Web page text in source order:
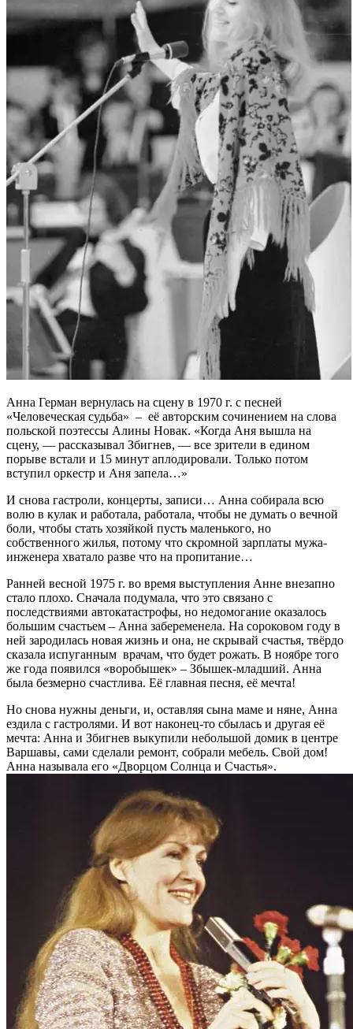
Анна Герман вернулась на сцену в 1970 г. с песней
«Человеческая судьба» – её авторским сочинением на слова
польской поэтессы Алины Новак. «Когда Аня вышла на
сцену, — рассказывал Збигнев, — все зрители в едином
порыве встали и 15 минут аплодировали. Только потом
вступил оркестр и Аня запела…»
И снова гастроли, концерты, записи… Анна собирала всю
волю в кулак и работала, работала, чтобы не думать о вечной
боли, чтобы стать хозяйкой пусть маленького, но
собственного жилья, потому что скромной зарплаты мужа-
инженера хватало разве что на пропитание…
Ранней весной 1975 г. во время выступления Анне внезапно
стало плохо. Сначала подумала, что это связано с
последствиями автокатастрофы, но недомогание оказалось
большим счастьем – Анна забеременела. На сороковом году в
ней зародилась новая жизнь и она, не скрывай счастья, твёрдо
сказала испуганным врачам, что будет рожать. В ноябре того
же года появился «воробышек» – Збышек-младший. Анна
была безмерно счастлива. Её главная песня, её мечта!
Но снова нужны деньги, и, оставляя сына маме и няне, Анна
ездила с гастролями. И вот наконец-то сбылась и другая её
мечта: Анна и Збигнев выкупили небольшой домик в центре
Варшавы, сами сделали ремонт, собрали мебель. Свой дом!
Анна называла его «Дворцом Солнца и Счастья».